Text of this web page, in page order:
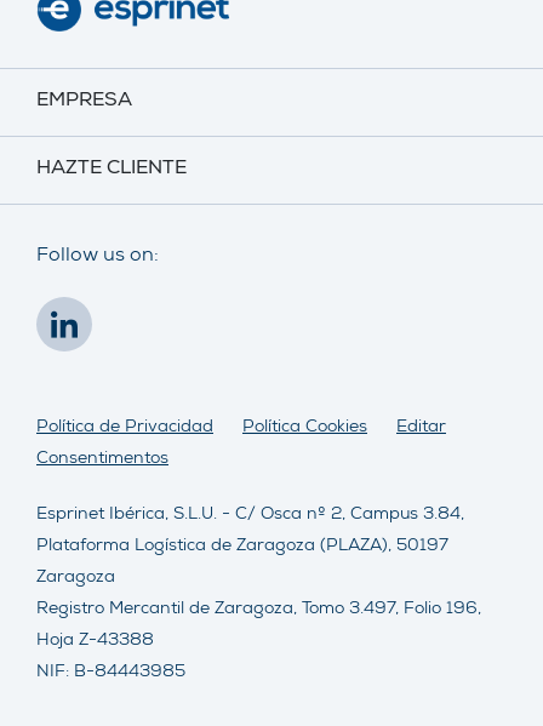
EMPRESA
HAZTE CLIENTE
Follow us on:
Esprinet Ibérica, S.L.U. - C/ Osca nº 2, Campus 3.84,
Plataforma Logística de Zaragoza (PLAZA), 50197
Zaragoza
Registro Mercantil de Zaragoza, Tomo 3.497, Folio 196,
Hoja Z-43388
NIF: B-84443985
Política de Privacidad Política Cookies
Editar
Consentimentos